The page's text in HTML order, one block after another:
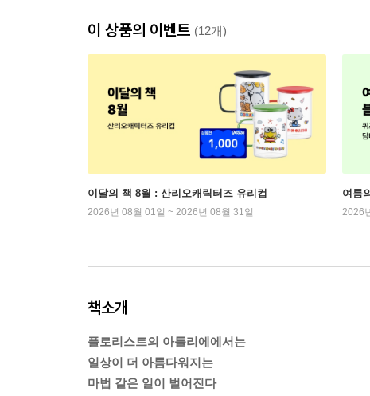
이 상품의 이벤트 (12개)
이달의 책 8월 : 산리오캐릭터즈 유리컵
2026년 08월 01일 ~ 2026년 08월 31일
여름
2026
책소개
플로리스트의 아틀리에에서는
일상이 더 아름다워지는
마법 같은 일이 벌어진다